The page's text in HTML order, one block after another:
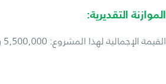
الموازنة التقديرية:
القيمة الإجمالية لهذا المشروع: 5,500,000 ريال سعودي.